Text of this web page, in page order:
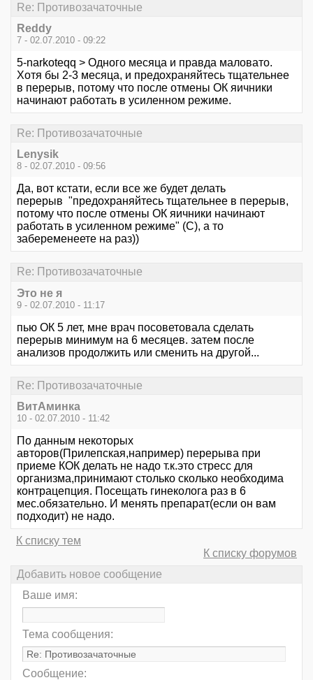
Re: Противозачаточные
Reddy
7 - 02.07.2010 - 09:22
5-narkoteqq > Одного месяца и правда маловато.
Хотя бы 2-3 месяца, и предохраняйтесь тщательнее
в перерыв, потому что после отмены ОК яичники
начинают работать в усиленном режиме.
Re: Противозачаточные
Lenysik
8 - 02.07.2010 - 09:56
Да, вот кстати, если все же будет делать
перерыв "предохраняйтесь тщательнее в перерыв,
потому что после отмены ОК яичники начинают
работать в усиленном режиме" (С), а то
забеременеете на раз))
Re: Противозачаточные
Это не я
9 - 02.07.2010 - 11:17
пью ОК 5 лет, мне врач посоветовала сделать
перерыв минимум на 6 месяцев. затем после
анализов продолжить или сменить на другой...
Re: Противозачаточные
ВитАминка
10 - 02.07.2010 - 11:42
По данным некоторых
авторов(Прилепская,например) перерыва при
приеме КОК делать не надо т.к.это стресс для
организма,принимают столько сколько необходима
контрацепция. Посещать гинеколога раз в 6
мес.обязательно. И менять препарат(если он вам
подходит) не надо.
К списку тем
К списку форумов
Добавить новое сообщение
Ваше имя:
Тема сообщения:
Сообщение: